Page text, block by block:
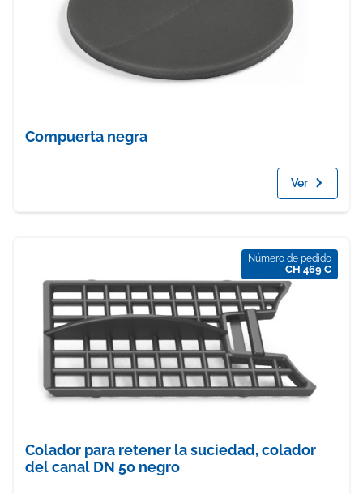
Compuerta negra
Ver
Número de pedido
CH 469 C
Colador para retener la suciedad, colador
del canal DN 50 negro